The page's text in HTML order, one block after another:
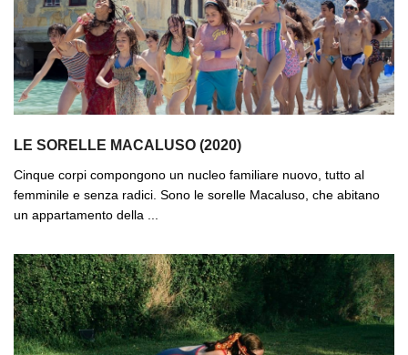
LE SORELLE MACALUSO (2020)
Cinque corpi compongono un nucleo familiare nuovo, tutto al
femminile e senza radici. Sono le sorelle Macaluso, che abitano
un appartamento della ...